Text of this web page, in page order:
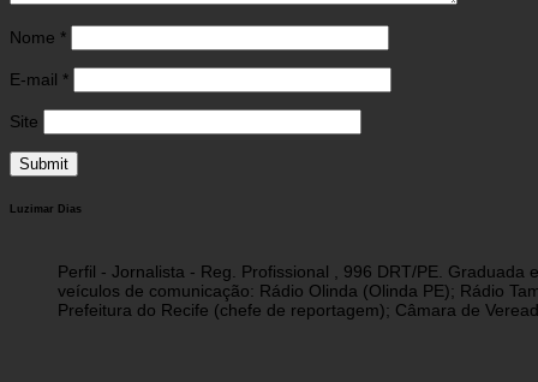
Nome *
E-mail *
Site
Luzimar Dias
Perfil - Jornalista - Reg. Profissional , 996 DRT/PE.
veículos de comunicação: Rádio Olinda (Olinda PE); Rádio
Prefeitura do Recife (chefe de reportagem); Câmara de